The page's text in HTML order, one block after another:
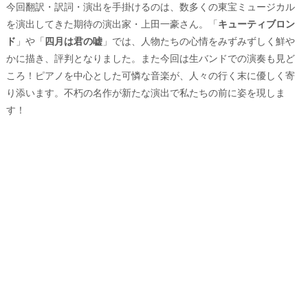
今回翻訳・訳詞・演出を手掛けるのは、数多くの東宝ミュージカル
を演出してきた期待の演出家・上田一豪さん。「 キューティブロン
ド 」や「 四月は君の嘘」では、人物たちの心情をみずみずしく鮮や
かに描き、評判となりました。また今回は生バンドでの演奏も見ど
ころ！ピアノを中心とした可憐な音楽が、人々の行く末に優しく寄
り添います。不朽の名作が新たな演出で私たちの前に姿を現しま
す！